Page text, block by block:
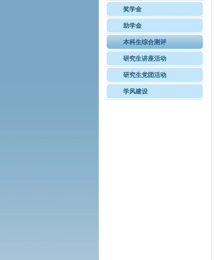
奖学金
助学金
本科生综合测评
研究生讲座活动
研究生党团活动
学风建设